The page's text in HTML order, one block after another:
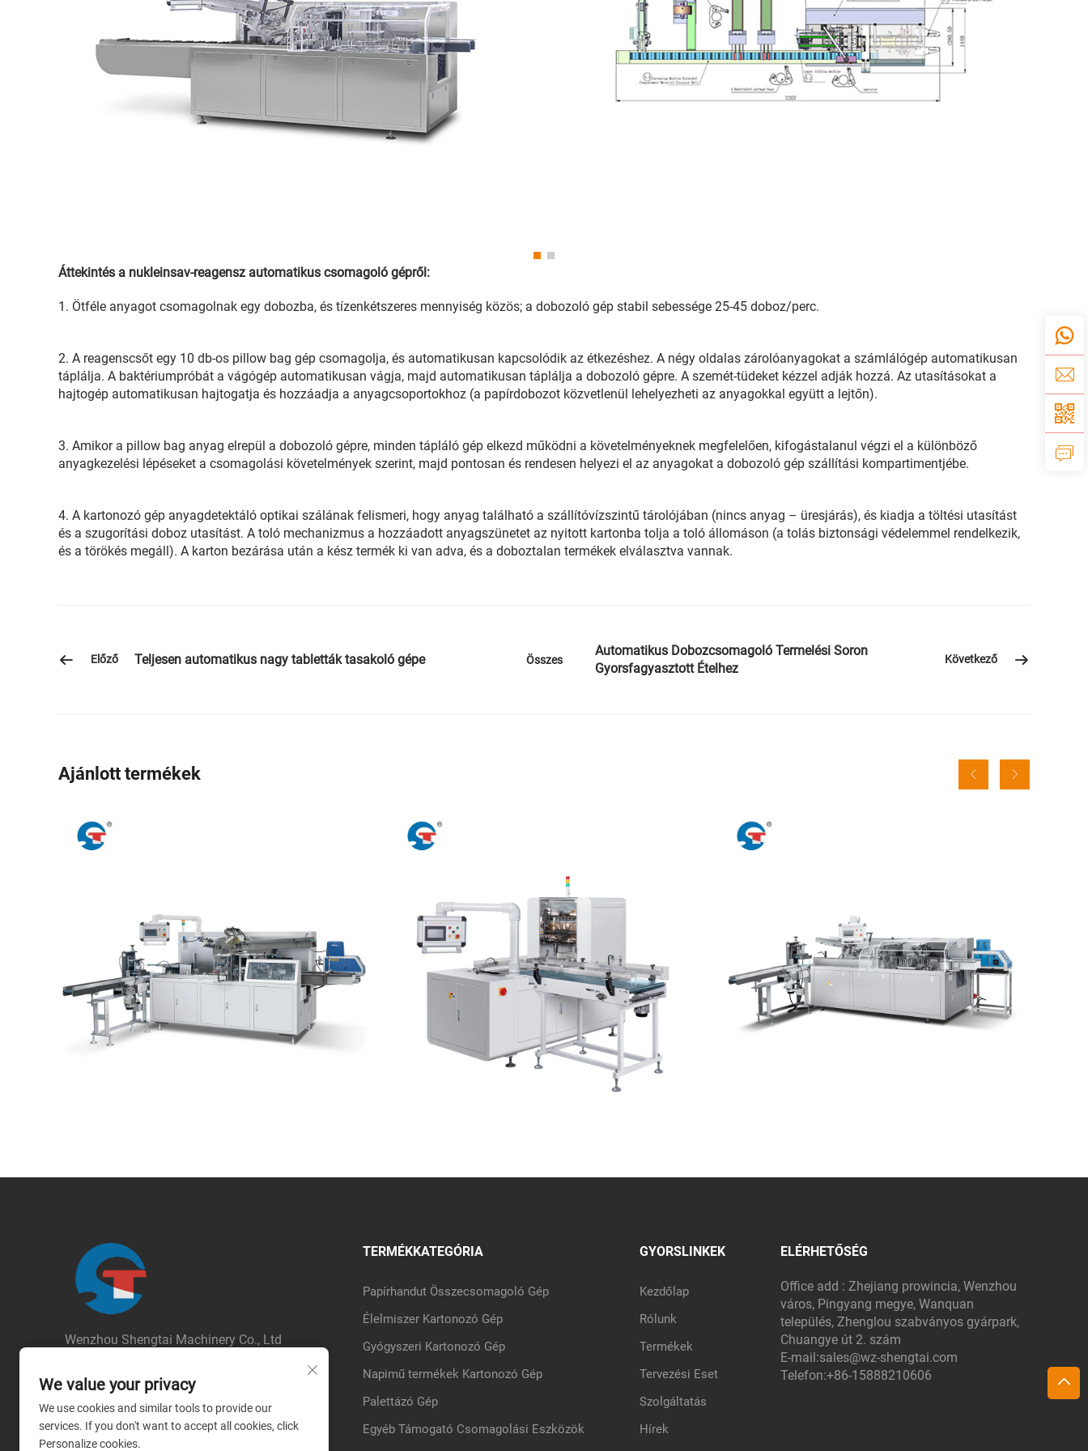
Áttekintés a nukleinsav-reagensz automatikus csomagoló gépről:
1. Ötféle anyagot csomagolnak egy dobozba, és tízenkétszeres mennyiség közös; a dobozoló gép stabil sebessége 25-45 doboz/perc.
2. A reagenscsőt egy 10 db-os pillow bag gép csomagolja, és automatikusan kapcsolódik az étkezéshez. A négy oldalas zárolóanyagokat a számlálógép automatikusan
táplálja. A baktériumpróbát a vágógép automatikusan vágja, majd automatikusan táplálja a dobozoló gépre. A szemét-tüdeket kézzel adják hozzá. Az utasításokat a
hajtogép automatikusan hajtogatja és hozzáadja a anyagcsoportokhoz (a papírdobozot közvetlenül lehelyezheti az anyagokkal együtt a lejtőn).
3. Amikor a pillow bag anyag elrepül a dobozoló gépre, minden tápláló gép elkezd működni a követelményeknek megfelelően, kifogástalanul végzi el a különböző
anyagkezelési lépéseket a csomagolási követelmények szerint, majd pontosan és rendesen helyezi el az anyagokat a dobozoló gép szállítási kompartimentjébe.
4. A kartonozó gép anyagdetektáló optikai szálának felismeri, hogy anyag található a szállítóvízszintű tárolójában (nincs anyag – üresjárás), és kiadja a töltési utasítást
és a szugorítási doboz utasítást. A toló mechanizmus a hozzáadott anyagszünetet az nyitott kartonba tolja a toló állomáson (a tolás biztonsági védelemmel rendelkezik,
és a törökés megáll). A karton bezárása után a kész termék ki van adva, és a doboztalan termékek elválasztva vannak.
Előző Teljesen automatikus nagy tabletták tasakoló gépe Összes
Automatikus Dobozcsomagoló Termelési Soron
Gyorsfagyasztott Ételhez
Következő
Ajánlott termékek
Wenzhou Shengtai Machinery Co., Ltd
Machinery Co., Ltd. Minden jog fenntartva.
-- Adatvédelmi irányelv
TERMÉKKATEGÓRIA
Papírhandut Összecsomagoló Gép
Élelmiszer Kartonozó Gép
Gyógyszeri Kartonozó Gép
Napimű termékek Kartonozó Gép
Palettázó Gép
Egyéb Támogató Csomagolási Eszközök
GYORSLINKEK
Kezdőlap
Rólunk
Termékek
Tervezési Eset
Szolgáltatás
Hírek
ELÉRHETŐSÉG
Office add : Zhejiang prowincia, Wenzhou
város, Pingyang megye, Wanquan
település, Zhenglou szabványos gyárpark,
Chuangye út 2. szám
E-mail:sales@wz-shengtai.com
Telefon:+86-15888210606
We value your privacy
We use cookies and similar tools to provide our
services. If you don't want to accept all cookies, click
Personalize cookies.